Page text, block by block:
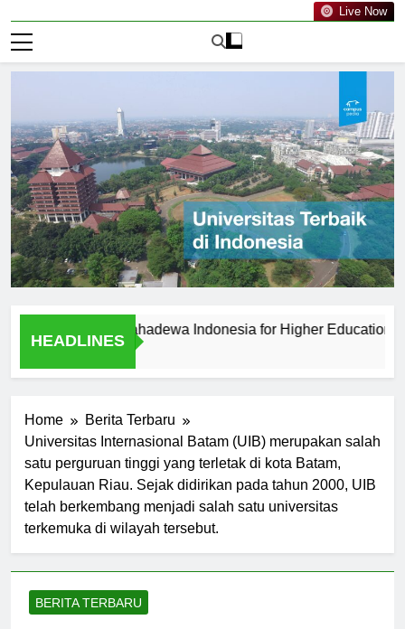
Live Now
HEADLINES
PGRI Mahadewa Indonesia for Higher Education?
Home
Berita Terbaru
Universitas Internasional Batam (UIB) merupakan salah
satu perguruan tinggi yang terletak di kota Batam,
Kepulauan Riau. Sejak didirikan pada tahun 2000, UIB
telah berkembang menjadi salah satu universitas
terkemuka di wilayah tersebut.
BERITA TERBARU